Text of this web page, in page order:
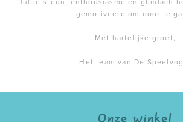
Jullie steun, enthousiasme en glimlach
gemotiveerd om door te
Met hartelijke groet,
Het team van De
Onze winkel